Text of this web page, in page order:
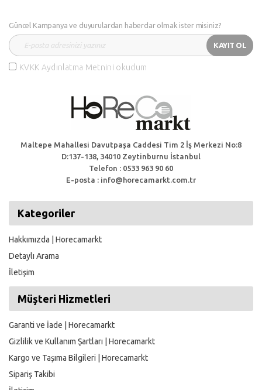
Güncel Kampanya ve duyurulardan haberdar olmak ister misiniz?
KAYIT OL
KVKK Aydınlatma Metnini okudum
Maltepe Mahallesi Davutpaşa Caddesi Tim 2 İş Merkezi No:8
D:137-138, 34010 Zeytinburnu İstanbul
Telefon : 0533 963 90 60
E-posta : info@horecamarkt.com.tr
Kategoriler
Hakkımızda | Horecamarkt
Detaylı Arama
İletişim
Müşteri Hizmetleri
Garanti ve İade | Horecamarkt
Gizlilik ve Kullanım Şartları | Horecamarkt
Kargo ve Taşıma Bilgileri | Horecamarkt
Sipariş Takibi